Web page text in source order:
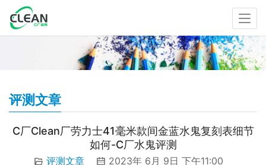
评测文章
C厂Clean厂劳力士41毫米款间金蓝水鬼复刻表细节
如何-C厂水鬼评测
评测文章 2023年 6月 9日 下午11:00